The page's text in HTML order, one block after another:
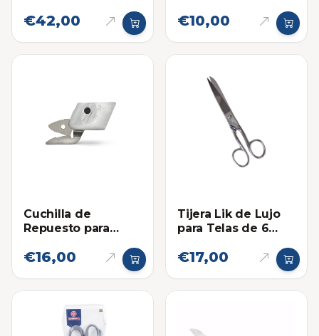
€42,00 €10,00
Cuchilla de
Repuesto para
Power - Papel y
€16,00
Tijera Lik de Lujo
para Telas de 6
€17,00